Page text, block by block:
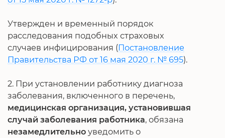
Утвержден и временный порядок
расследования подобных страховых
случаев инфицирования (Постановление
Правительства РФ от 16 мая 2020 г. № 695).
2. При установлении работнику диагноза
заболевания, включенного в перечень,
медицинская организация, установившая
случай заболевания работника, обязана
незамедлительно уведомить о